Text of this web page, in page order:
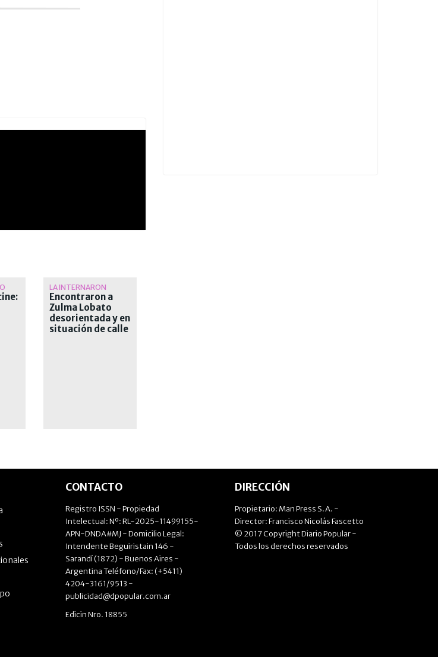
LA INTERNARON
Encontraron a
Zulma Lobato
desorientada y en
situación de calle
CONTACTO
Registro ISSN - Propiedad
Intelectual: Nº: RL-2025-11499155-
APN-DNDA#MJ - Domicilio Legal:
Intendente Beguiristain 146 -
Sarandí (1872) - Buenos Aires -
Argentina Teléfono/Fax: (+5411)
4204-3161/9513 -
publicidad@dpopular.com.ar
Edicin Nro. 18855
DIRECCIÓN
Propietario: Man Press S.A. -
Director: Francisco Nicolás Fascetto
© 2017 Copyright Diario Popular -
Todos los derechos reservados